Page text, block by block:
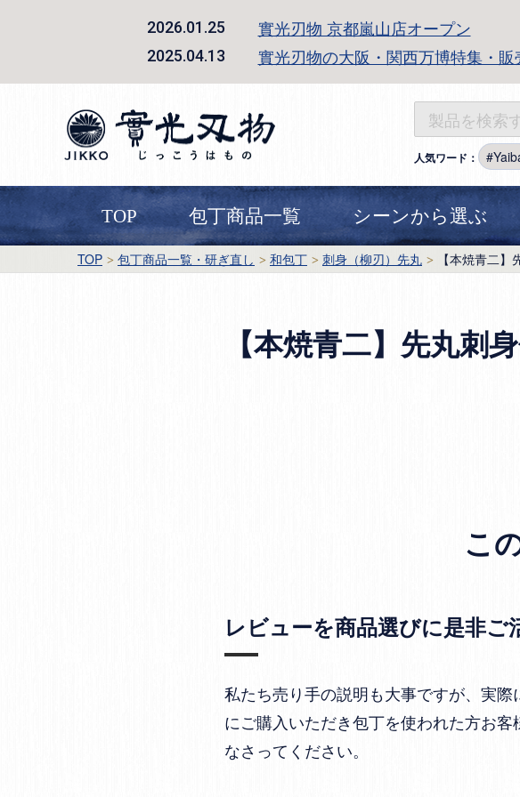
2026.01.25 實光刃物 京都嵐山店オープン
2025.04.13 實光刃物の大阪・関西万博特集・
人気ワード：
TOP 包丁商品一覧 シーンから選ぶ
TOP 包丁商品一覧・研ぎ直し 和包丁 刺身（柳刃）先丸 【本焼青二
【本焼青二】先丸刺
こ
レビューを商品選びに是非ご
私たち売り手の説明も大事ですが、実
にご購入いただき包丁を使われた方お
なさってください。